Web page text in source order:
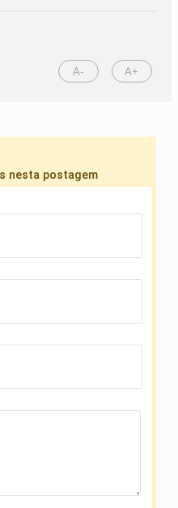
A- A+
nesta postagem